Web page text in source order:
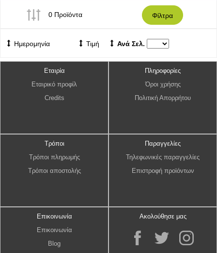
0 Προϊόντα Φίλτρα
Ημερομηνία Τιμή Ανά Σελ.
Εταιρία
Εταιρικό προφίλ
Credits
Πληροφορίες
Όροι χρήσης
Πολιτική Απορρήτου
Τρόποι
Τρόποι πληρωμής
Τρόποι αποστολής
Παραγγελίες
Τηλεφωνικές παραγγελίες
Επιστροφή προϊόντων
Επικοινωνία
Επικοινωνία
Blog
Ακολούθησε μας